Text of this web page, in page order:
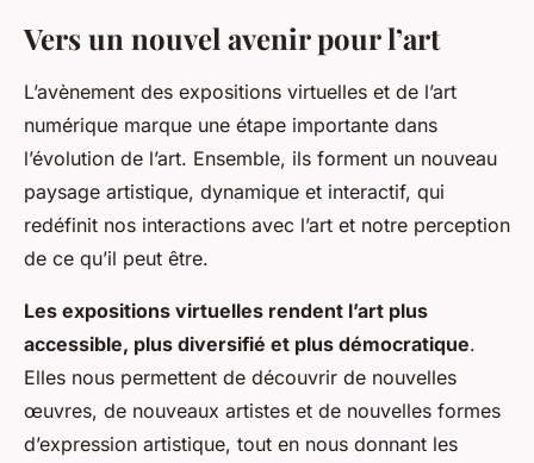
Vers un nouvel avenir pour l’art
L’avènement des expositions virtuelles et de l’art
numérique marque une étape importante dans
l’évolution de l’art. Ensemble, ils forment un nouveau
paysage artistique, dynamique et interactif, qui
redéfinit nos interactions avec l’art et notre perception
de ce qu’il peut être.
Les expositions virtuelles rendent l’art plus
accessible, plus diversifié et plus démocratique.
Elles nous permettent de découvrir de nouvelles
œuvres, de nouveaux artistes et de nouvelles formes
d’expression artistique, tout en nous donnant les